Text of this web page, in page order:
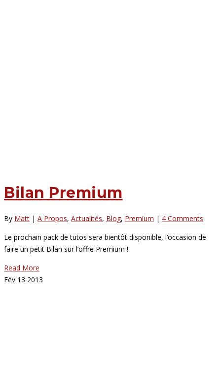
Bilan Premium
By Matt | A Propos, Actualités, Blog, Premium | 4 Comments
Le prochain pack de tutos sera bientôt disponible, l’occasion de
faire un petit Bilan sur l’offre Premium !
Read More
Fév 13 2013